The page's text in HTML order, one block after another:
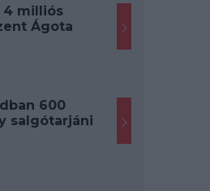
4 milliós
Ágota
600
salgótarjáni